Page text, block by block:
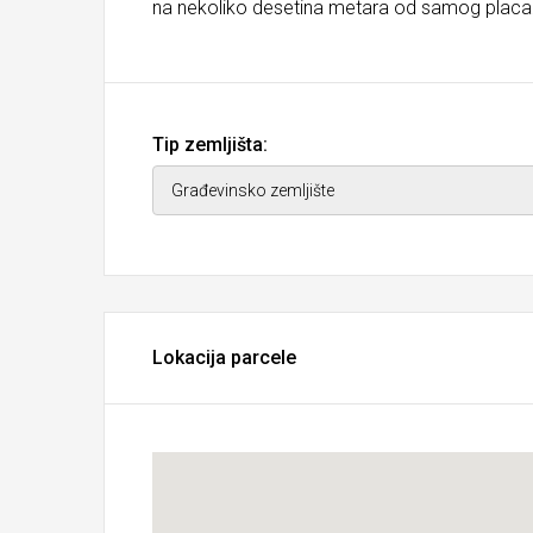
na nekoliko desetina metara od samog placa.
Tip zemljišta:
Lokacija parcele